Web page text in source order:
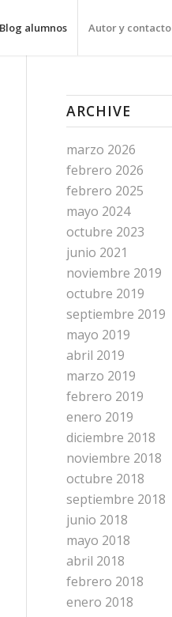
Blog alumnos Autor y contacto
ARCHIVE
marzo 2026
febrero 2026
febrero 2025
mayo 2024
octubre 2023
junio 2021
noviembre 2019
octubre 2019
septiembre 2019
mayo 2019
abril 2019
marzo 2019
febrero 2019
enero 2019
diciembre 2018
noviembre 2018
octubre 2018
septiembre 2018
junio 2018
mayo 2018
abril 2018
febrero 2018
enero 2018